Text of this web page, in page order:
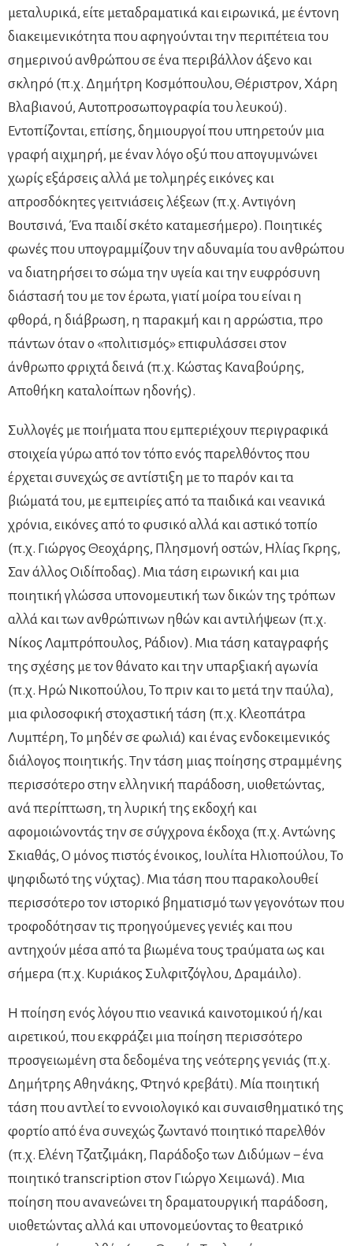
μεταλυρικά, είτε μεταδραματικά και ειρωνικά, με έντονη
διακειμενικότητα που αφηγούνται την περιπέτεια του
σημερινού ανθρώπου σε ένα περιβάλλον άξενο και
σκληρό (π.χ. Δημήτρη Κοσμόπουλου, Θέριστρον, Χάρη
Βλαβιανού, Αυτοπροσωπογραφία του λευκού).
Εντοπίζονται, επίσης, δημιουργοί που υπηρετούν μια
γραφή αιχμηρή, με έναν λόγο οξύ που απογυμνώνει
χωρίς εξάρσεις αλλά με τολμηρές εικόνες και
απροσδόκητες γειτνιάσεις λέξεων (π.χ. Αντιγόνη
Βουτσινά, Ένα παιδί σκέτο καταμεσήμερο). Ποιητικές
φωνές που υπογραμμίζουν την αδυναμία του ανθρώπου
να διατηρήσει το σώμα την υγεία και την ευφρόσυνη
διάστασή του με τον έρωτα, γιατί μοίρα του είναι η
φθορά, η διάβρωση, η παρακμή και η αρρώστια, προ
πάντων όταν ο «πολιτισμός» επιφυλάσσει στον
άνθρωπο φριχτά δεινά (π.χ. Κώστας Καναβούρης,
Αποθήκη καταλοίπων ηδονής).
Συλλογές με ποιήματα που εμπεριέχουν περιγραφικά
στοιχεία γύρω από τον τόπο ενός παρελθόντος που
έρχεται συνεχώς σε αντίστιξη με το παρόν και τα
βιώματά του, με εμπειρίες από τα παιδικά και νεανικά
χρόνια, εικόνες από το φυσικό αλλά και αστικό τοπίο
(π.χ. Γιώργος Θεοχάρης, Πλησμονή οστών, Ηλίας Γκρης,
Σαν άλλος Οιδίποδας). Μια τάση ειρωνική και μια
ποιητική γλώσσα υπονομευτική των δικών της τρόπων
αλλά και των ανθρώπινων ηθών και αντιλήψεων (π.χ.
Νίκος Λαμπρόπουλος, Ράδιον). Μια τάση καταγραφής
της σχέσης με τον θάνατο και την υπαρξιακή αγωνία
(π.χ. Ηρώ Νικοπούλου, Το πριν και το μετά την παύλα),
μια φιλοσοφική στοχαστική τάση (π.χ. Κλεοπάτρα
Λυμπέρη, Το μηδέν σε φωλιά) και ένας ενδοκειμενικός
διάλογος ποιητικής. Την τάση μιας ποίησης στραμμένης
περισσότερο στην ελληνική παράδοση, υιοθετώντας,
ανά περίπτωση, τη λυρική της εκδοχή και
αφομοιώνοντάς την σε σύγχρονα έκδοχα (π.χ. Αντώνης
Σκιαθάς, Ο μόνος πιστός ένοικος, Ιουλίτα Ηλιοπούλου, Το
ψηφιδωτό της νύχτας). Μια τάση που παρακολουθεί
περισσότερο τον ιστορικό βηματισμό των γεγονότων που
τροφοδότησαν τις προηγούμενες γενιές και που
αντηχούν μέσα από τα βιωμένα τους τραύματα ως και
σήμερα (π.χ. Κυριάκος Συλφιτζόγλου, Δραμάιλο).
Η ποίηση ενός λόγου πιο νεανικά καινοτομικού ή/και
αιρετικού, που εκφράζει μια ποίηση περισσότερο
προσγειωμένη στα δεδομένα της νεότερης γενιάς (π.χ.
Δημήτρης Αθηνάκης, Φτηνό κρεβάτι). Μία ποιητική
τάση που αντλεί το εννοιολογικό και συναισθηματικό της
φορτίο από ένα συνεχώς ζωντανό ποιητικό παρελθόν
(π.χ. Ελένη Τζατζιμάκη, Παράδοξο των Διδύμων − ένα
ποιητικό transcription στον Γιώργο Χειμωνά). Μια
ποίηση που ανανεώνει τη δραματουργική παράδοση,
υιοθετώντας αλλά και υπονομεύοντας το θεατρικό